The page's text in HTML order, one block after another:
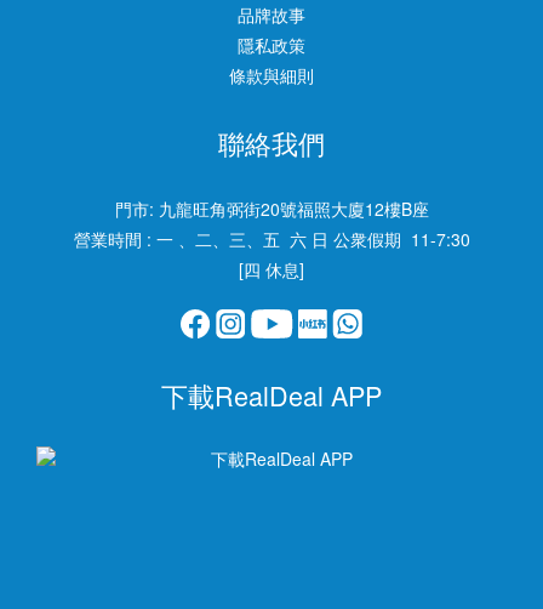
品牌故事
隱私政策
條款與細則
聯絡我們
門市: 九龍旺角弼街20號福照大廈12樓B座
營業時間 : 一 、二、三、五 六 日 公衆假期 11-7:30
[四 休息]
下載RealDeal APP